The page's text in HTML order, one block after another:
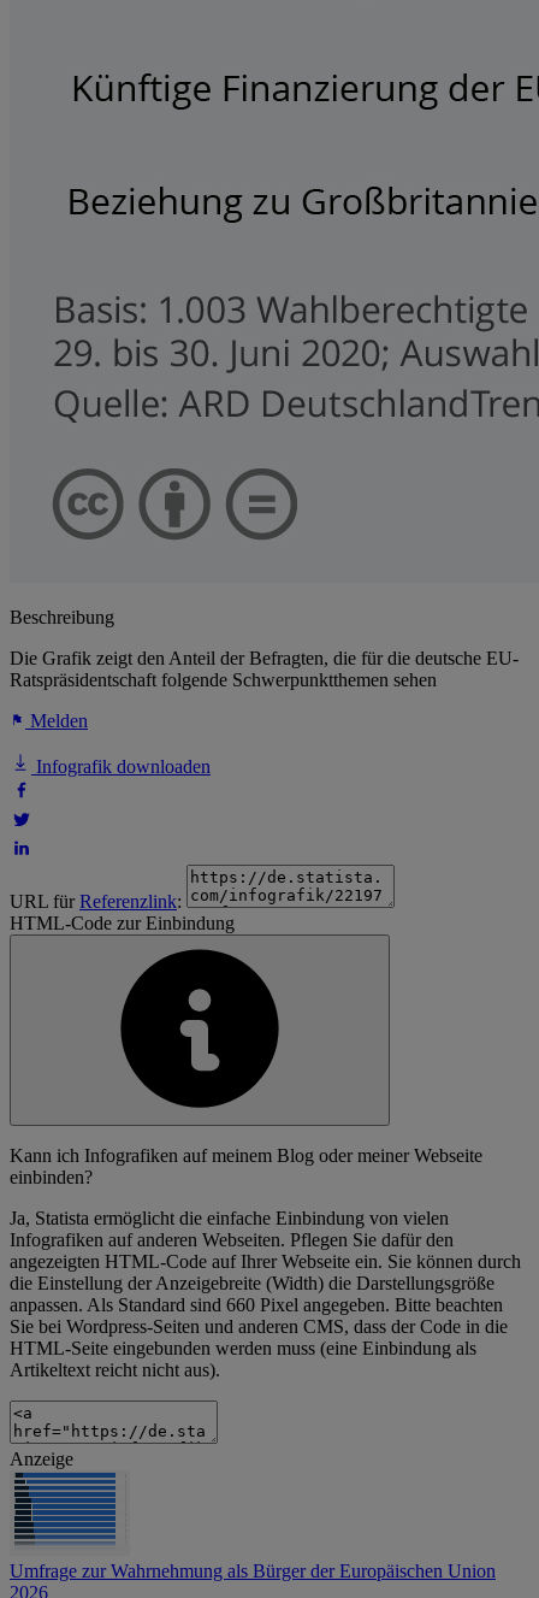
Beschreibung
Die Grafik zeigt den Anteil der Befragten, die für die deutsche EU-
Ratspräsidentschaft folgende Schwerpunktthemen sehen
Melden
Infografik downloaden
URL fürReferenzlink:
HTML-Code zur Einbindung
Kann ich Infografiken auf meinem Blog oder meiner Webseite
einbinden?
Ja, Statista ermöglicht die einfache Einbindung von vielen
Infografiken auf anderen Webseiten. Pflegen Sie dafür den
angezeigten HTML-Code auf Ihrer Webseite ein. Sie können durch
die Einstellung der Anzeigebreite (Width) die Darstellungsgröße
anpassen. Als Standard sind 660 Pixel angegeben. Bitte beachten
Sie bei Wordpress-Seiten und anderen CMS, dass der Code in die
HTML-Seite eingebunden werden muss (eine Einbindung als
Artikeltext reicht nicht aus).
Anzeige
Umfrage zur Wahrnehmung als Bürger der Europäischen Union
2026